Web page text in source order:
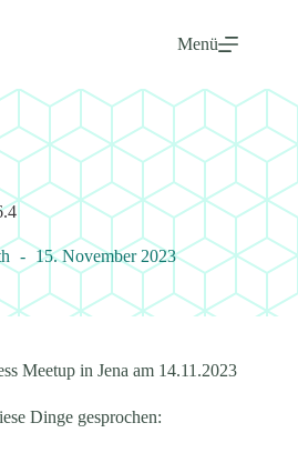
Menü
15. November 2023
Meetup in Jena am 14.11.2023
Dinge gesprochen: